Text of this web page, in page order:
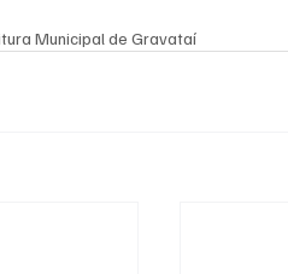
Municipal de Gravataí